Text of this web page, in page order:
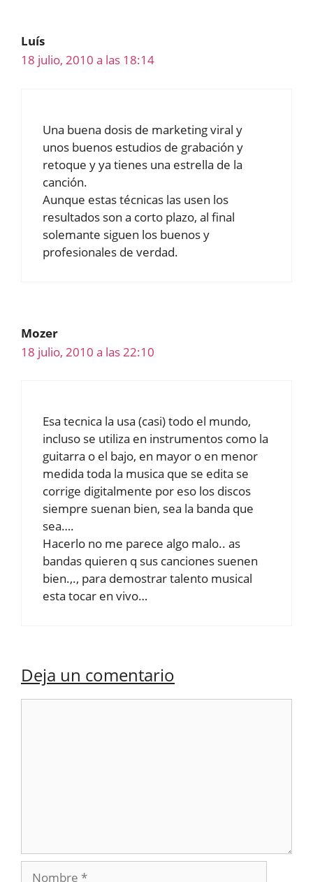
Luís
18 julio, 2010 a las 18:14
Una buena dosis de marketing viral y
unos buenos estudios de grabación y
retoque y ya tienes una estrella de la
canción.
Aunque estas técnicas las usen los
resultados son a corto plazo, al final
solemante siguen los buenos y
profesionales de verdad.
Mozer
18 julio, 2010 a las 22:10
Esa tecnica la usa (casi) todo el mundo,
incluso se utiliza en instrumentos como la
guitarra o el bajo, en mayor o en menor
medida toda la musica que se edita se
corrige digitalmente por eso los discos
siempre suenan bien, sea la banda que
sea….
Hacerlo no me parece algo malo.. as
bandas quieren q sus canciones suenen
bien.,., para demostrar talento musical
esta tocar en vivo…
Deja un comentario
Nombre